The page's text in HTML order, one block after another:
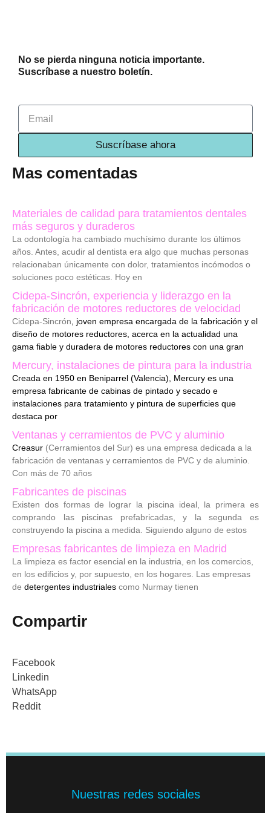
No se pierda ninguna noticia importante.
Suscríbase a nuestro boletín.
Suscríbase ahora
Mas comentadas
Materiales de calidad para tratamientos dentales
más seguros y duraderos
La odontología ha cambiado muchísimo durante los últimos
años. Antes, acudir al dentista era algo que muchas personas
relacionaban únicamente con dolor, tratamientos incómodos o
soluciones poco estéticas. Hoy en
Cidepa-Sincrón, experiencia y liderazgo en la
fabricación de motores reductores de velocidad
Cidepa-Sincrón , joven empresa encargada de la fabricación y el
diseño de motores reductores, acerca en la actualidad una
gama fiable y duradera de motores reductores con una gran
Mercury, instalaciones de pintura para la industria
Creada en 1950 en Beniparrel (Valencia), Mercury es una
empresa fabricante de cabinas de pintado y secado e
instalaciones para tratamiento y pintura de superficies que
destaca por
Ventanas y cerramientos de PVC y aluminio
Creasur (Cerramientos del Sur) es una empresa dedicada a la
fabricación de ventanas y cerramientos de PVC y de aluminio.
Con más de 70 años
Fabricantes de piscinas
Existen dos formas de lograr la piscina ideal, la primera es
comprando las piscinas prefabricadas, y la segunda es
construyendo la piscina a medida. Siguiendo alguno de estos
Empresas fabricantes de limpieza en Madrid
La limpieza es factor esencial en la industria, en los comercios,
en los edificios y, por supuesto, en los hogares. Las empresas
de detergentes industriales como Nurmay tienen
Compartir
Facebook
Linkedin
WhatsApp
Reddit
Nuestras redes sociales